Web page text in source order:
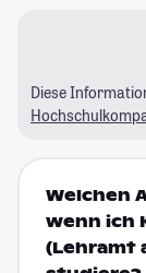
Diese
Welchen
wenn ich
(Lehramt